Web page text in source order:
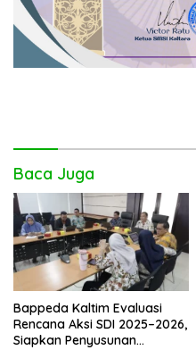
Baca Juga
Bappeda Kaltim Evaluasi
Rencana Aksi SDI 2025–2026,
Siapkan Penyusunan